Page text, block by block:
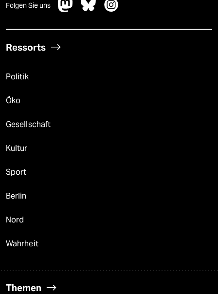
Folgen Sie uns
Ressorts
Politik
Öko
Gesellschaft
Kultur
Sport
Berlin
Nord
Wahrheit
Themen